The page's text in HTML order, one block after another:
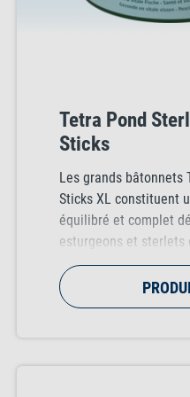
Tetra Pond
Sticks
Les grands bâtonnets
Sticks XL constituent
équilibré et complet
esturgeons et sterlets
favorisant une
système immunitaire